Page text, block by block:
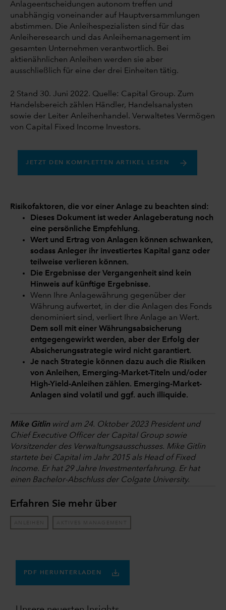
Anlageentscheidungen autonom treffen und
unabhängig voneinander auf Hauptversammlungen
abstimmen. Die Anleihespezialisten sind für das
Anleiheresearch und das Anleihemanagement im
gesamten Unternehmen verantwortlich. Bei
aktienähnlichen Anleihen werden sie aber
ausschließlich für eine der drei Einheiten tätig.
2 Stand 30. Juni 2022. Quelle: Capital Group. Zum
Handelsbereich zählen Händler, Handelsanalysten
sowie der Leiter Anleihenhandel. Verwaltetes Vermögen
von Capital Fixed Income Investors.
JETZT DEN KOMPLETTEN ARTIKEL LESEN
Risikofaktoren, die vor einer Anlage zu beachten sind:
Dieses Dokument ist weder Anlageberatung noch
eine persönliche Empfehlung.
Wert und Ertrag von Anlagen können schwanken,
sodass Anleger ihr investiertes Kapital ganz oder
teilweise verlieren können.
Die Ergebnisse der Vergangenheit sind kein
Hinweis auf künftige Ergebnisse.
Wenn Ihre Anlagewährung gegenüber der
Währung aufwertet, in der die Anlagen des Fonds
denominiert sind, verliert Ihre Anlage an Wert.
Dem soll mit einer Währungsabsicherung
entgegengewirkt werden, aber der Erfolg der
Absicherungsstrategie wird nicht garantiert.
Je nach Strategie können dazu auch die Risiken
von Anleihen, Emerging-Market-Titeln und/oder
High-Yield-Anleihen zählen. Emerging-Market-
Anlagen sind volatil und ggf. auch illiquide.
Mike Gitlinwird am 24. Oktober 2023 President und
Chief Executive Officer der Capital Group sowie
Vorsitzender des Verwaltungsausschusses. Mike Gitlin
startete bei Capital im Jahr 2015 als Head of Fixed
Income. Er hat 29 Jahre Investmenterfahrung. Er hat
einen Bachelor-Abschluss der Colgate University.
Erfahren Sie mehr über
ANLEIHEN AKTIVES MANAGEMENT
PDF HERUNTERLADEN